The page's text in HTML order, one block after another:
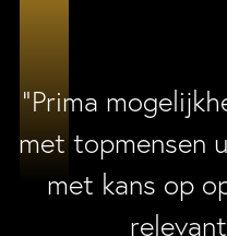
“Prima
met topmensen
met kans op